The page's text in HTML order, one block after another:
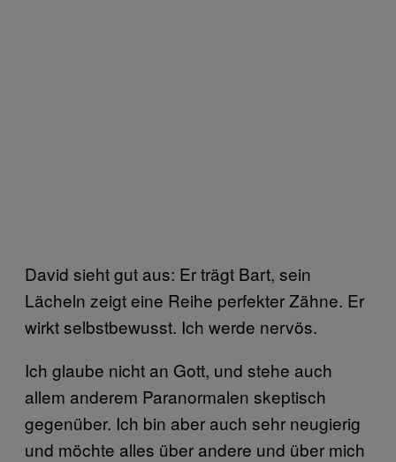
David sieht gut aus: Er trägt Bart, sein
Lächeln zeigt eine Reihe perfekter Zähne. Er
wirkt selbstbewusst. Ich werde nervös.
Ich glaube nicht an Gott, und stehe auch
allem anderem Paranormalen skeptisch
gegenüber. Ich bin aber auch sehr neugierig
und möchte alles über andere und über mich